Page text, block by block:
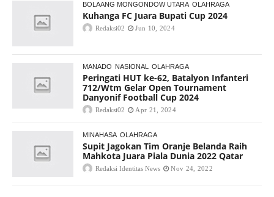
BOLAANG MONGONDOW UTARA OLAHRAGA
Kuhanga FC Juara Bupati Cup 2024
Redaksi02 Jun 10, 2024
MANADO NASIONAL OLAHRAGA
Peringati HUT ke-62, Batalyon Infanteri
712/Wtm Gelar Open Tournament
Danyonif Football Cup 2024
Redaksi02 Apr 21, 2024
MINAHASA OLAHRAGA
Supit Jagokan Tim Oranje Belanda Raih
Mahkota Juara Piala Dunia 2022 Qatar
Redaksi Identitas News Nov 24, 2022